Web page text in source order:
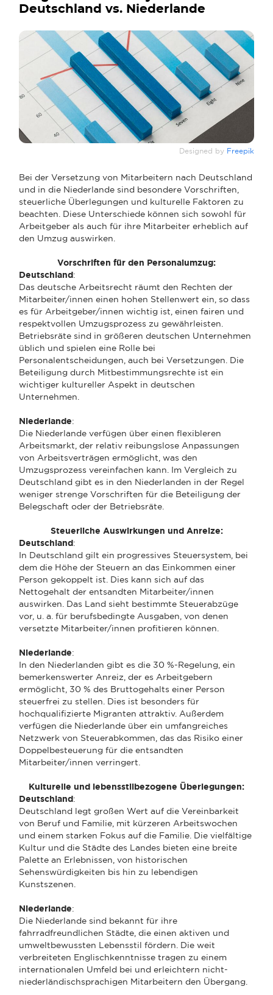
Deutschland vs. Niederlande
Designed by Freepik
Bei der Versetzung von Mitarbeitern nach Deutschland
und in die Niederlande sind besondere Vorschriften,
steuerliche Überlegungen und kulturelle Faktoren zu
beachten. Diese Unterschiede können sich sowohl für
Arbeitgeber als auch für ihre Mitarbeiter erheblich auf
den Umzug auswirken.
Vorschriften für den Personalumzug:
Deutschland:
Das deutsche Arbeitsrecht räumt den Rechten der
Mitarbeiter/innen einen hohen Stellenwert ein, so dass
es für Arbeitgeber/innen wichtig ist, einen fairen und
respektvollen Umzugsprozess zu gewährleisten.
Betriebsräte sind in größeren deutschen Unternehmen
üblich und spielen eine Rolle bei
Personalentscheidungen, auch bei Versetzungen. Die
Beteiligung durch Mitbestimmungsrechte ist ein
wichtiger kultureller Aspekt in deutschen
Unternehmen.
Niederlande:
Die Niederlande verfügen über einen flexibleren
Arbeitsmarkt, der relativ reibungslose Anpassungen
von Arbeitsverträgen ermöglicht, was den
Umzugsprozess vereinfachen kann. Im Vergleich zu
Deutschland gibt es in den Niederlanden in der Regel
weniger strenge Vorschriften für die Beteiligung der
Belegschaft oder der Betriebsräte.
Steuerliche Auswirkungen und Anreize:
Deutschland:
In Deutschland gilt ein progressives Steuersystem, bei
dem die Höhe der Steuern an das Einkommen einer
Person gekoppelt ist. Dies kann sich auf das
Nettogehalt der entsandten Mitarbeiter/innen
auswirken. Das Land sieht bestimmte Steuerabzüge
vor, u. a. für berufsbedingte Ausgaben, von denen
versetzte Mitarbeiter/innen profitieren können.
Niederlande:
In den Niederlanden gibt es die 30 %-Regelung, ein
bemerkenswerter Anreiz, der es Arbeitgebern
ermöglicht, 30 % des Bruttogehalts einer Person
steuerfrei zu stellen. Dies ist besonders für
hochqualifizierte Migranten attraktiv. Außerdem
verfügen die Niederlande über ein umfangreiches
Netzwerk von Steuerabkommen, das das Risiko einer
Doppelbesteuerung für die entsandten
Mitarbeiter/innen verringert.
Kulturelle und lebensstilbezogene Überlegungen:
Deutschland:
Deutschland legt großen Wert auf die Vereinbarkeit
von Beruf und Familie, mit kürzeren Arbeitswochen
und einem starken Fokus auf die Familie. Die vielfältige
Kultur und die Städte des Landes bieten eine breite
Palette an Erlebnissen, von historischen
Sehenswürdigkeiten bis hin zu lebendigen
Kunstszenen.
Niederlande:
Die Niederlande sind bekannt für ihre
fahrradfreundlichen Städte, die einen aktiven und
umweltbewussten Lebensstil fördern. Die weit
verbreiteten Englischkenntnisse tragen zu einem
internationalen Umfeld bei und erleichtern nicht-
niederländischsprachigen Mitarbeitern den Übergang.